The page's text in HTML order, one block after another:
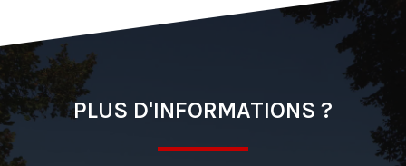
PLUS D'INFORMATIONS ?